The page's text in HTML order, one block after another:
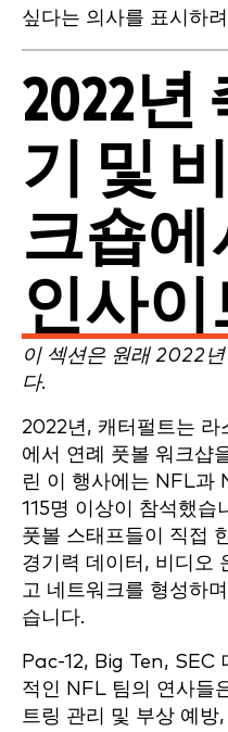
싶다는 의사를 표시하
2022년
기 및
크숍에
인사이
이 섹션은 원래 2022
다.
2022년, 캐터펄트는 라
에서 연례 풋볼 워크샵
린 이 행사에는 NFL과
115명 이상이 참석했습
풋볼 스태프들이 직접
경기력 데이터, 비디오
고 네트워크를 형성하
습니다.
Pac-12, Big Ten, SEC
적인 NFL 팀의 연사들
트링 관리 및 부상 예방